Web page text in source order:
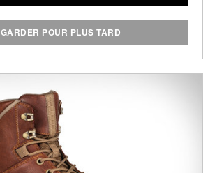
GARDER POUR PLUS TARD